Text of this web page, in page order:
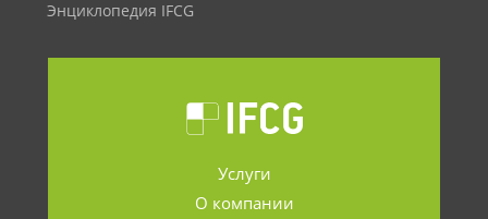
Энциклопедия IFCG
Услуги
О компании